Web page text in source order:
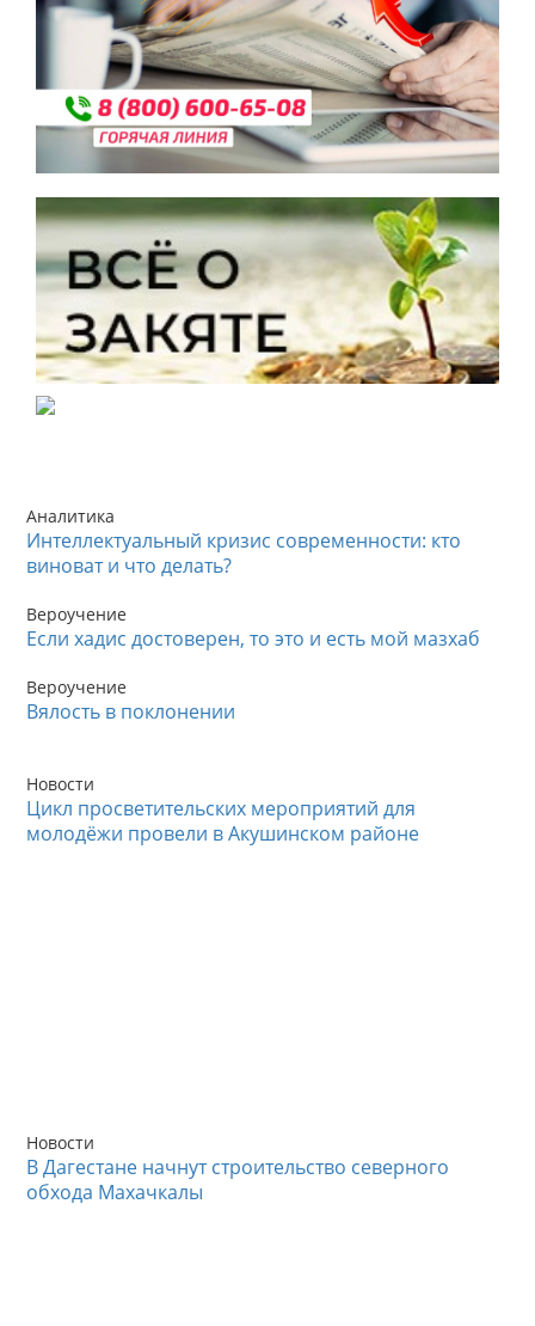
Аналитика
Интеллектуальный кризис современности: кто
виноват и что делать?
Вероучение
Если хадис достоверен, то это и есть мой мазхаб
Вероучение
Вялость в поклонении
Новости
Цикл просветительских мероприятий для
молодёжи провели в Акушинском районе
Новости
В Дагестане начнут строительство северного
обхода Махачкалы